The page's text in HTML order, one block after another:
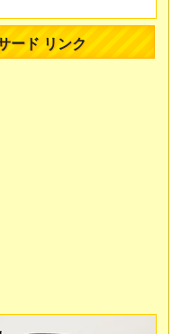
ード リンク